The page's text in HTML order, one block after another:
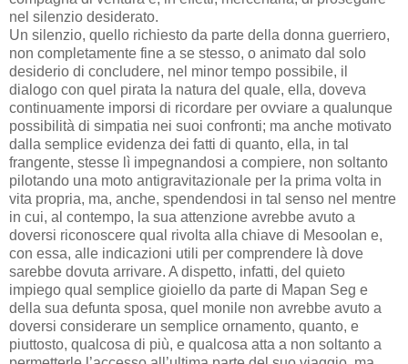
nel silenzio desiderato.
Un silenzio, quello richiesto da parte della donna guerriero,
non completamente fine a se stesso, o animato dal solo
desiderio di concludere, nel minor tempo possibile, il
dialogo con quel pirata la natura del quale, ella, doveva
continuamente imporsi di ricordare per ovviare a qualunque
possibilità di simpatia nei suoi confronti; ma anche motivato
dalla semplice evidenza dei fatti di quanto, ella, in tal
frangente, stesse lì impegnandosi a compiere, non soltanto
pilotando una moto antigravitazionale per la prima volta in
vita propria, ma, anche, spendendosi in tal senso nel mentre
in cui, al contempo, la sua attenzione avrebbe avuto a
doversi riconoscere qual rivolta alla chiave di Mesoolan e,
con essa, alle indicazioni utili per comprendere là dove
sarebbe dovuta arrivare. A dispetto, infatti, del quieto
impiego qual semplice gioiello da parte di Mapan Seg e
della sua defunta sposa, quel monile non avrebbe avuto a
doversi considerare un semplice ornamento, quanto, e
piuttosto, qualcosa di più, e qualcosa atta a non soltanto a